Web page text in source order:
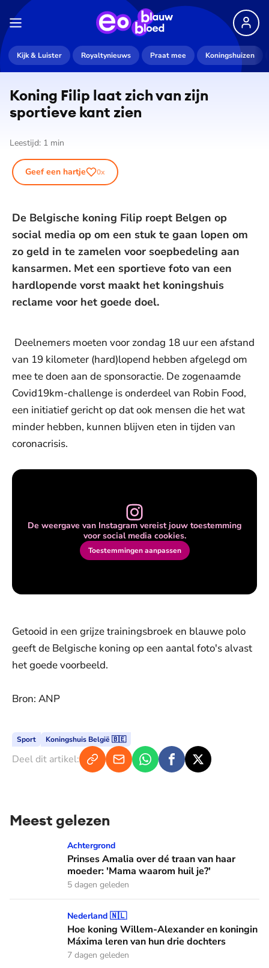
Kijk & Luister Royaltynieuws Praat mee Koningshuizen
Koning Filip laat zich van zijn
sportieve kant zien
Leestijd: 1 min
Geef een hartje 0x
De Belgische koning Filip roept Belgen op
social media op om een stuk te gaan lopen om
zo geld in te zamelen voor soepbedeling aan
kansarmen. Met een sportieve foto van een
hardlopende vorst maakt het koningshuis
reclame voor het goede doel.
Deelnemers moeten voor zondag 18 uur een afstand
van 19 kilometer (hard)lopend hebben afgelegd om
mee te doen aan de sponsoractie. De zogenaamde
Covid19km-challenge is onderdeel van Robin Food,
een initiatief gericht op dat ook mensen die het wat
minder hebben, kunnen blijven eten in tijden van
coronacrisis.
De weergave van Instagram vereist jouw toestemming
voor social media cookies.
Toestemmingen aanpassen
Getooid in een grijze trainingsbroek en blauwe polo
geeft de Belgische koning op een aantal foto's alvast
het goede voorbeeld.
Bron: ANP
Sport Koningshuis België 🇧🇪
Deel dit artikel:
Meest gelezen
Prinses Amalia over dé traan van haar moeder: 'Mama
Achtergrond
Prinses Amalia over dé traan van haar
moeder: 'Mama waarom huil je?'
5 dagen geleden
Hoe koning Willem-Alexander en koningin Máxima leren
Nederland 🇳🇱
Hoe koning Willem-Alexander en koningin
Máxima leren van hun drie dochters
7 dagen geleden